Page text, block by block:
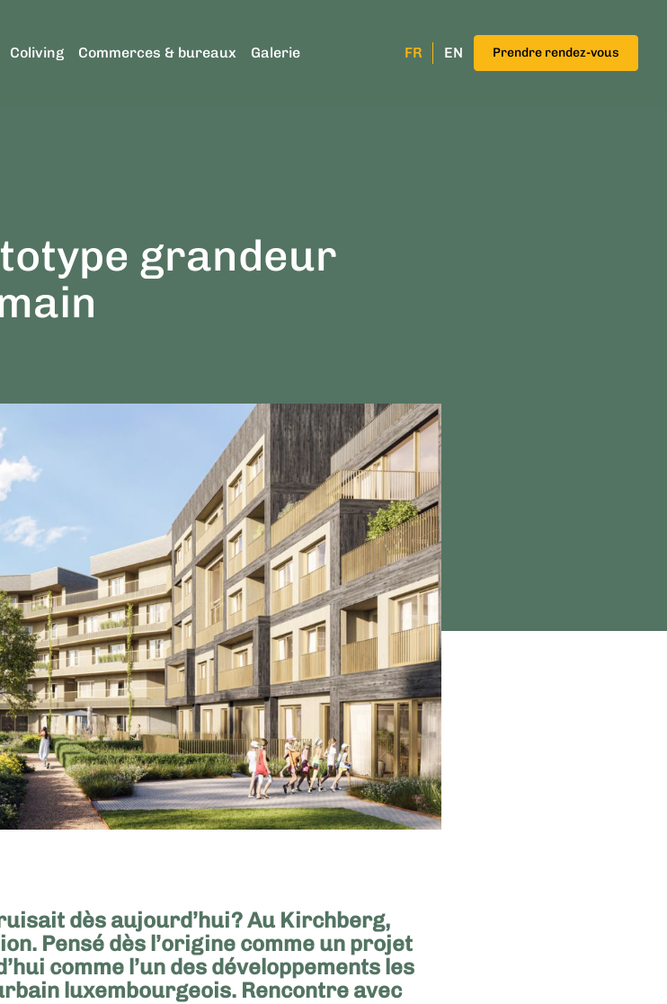
Coliving Commerces & bureaux Galerie FR EN Prendre rendez-vous
grandeur
dès aujourd’hui? Au Kirchberg,
Pensé dès l’origine comme un projet
comme l’un des développements les
luxembourgeois. Rencontre avec